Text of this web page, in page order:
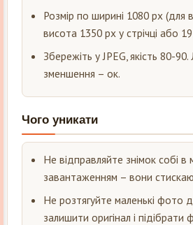
Розмір по ширині 1080 px (для
висота 1350 px у стрічці або
Збережіть у JPEG, якість 80-90.
зменшення – ок.
Чого уникати
Не відправляйте знімок собі
завантаженням – вони
Не розтягуйте маленькі фото
залишити оригінал і підібрати